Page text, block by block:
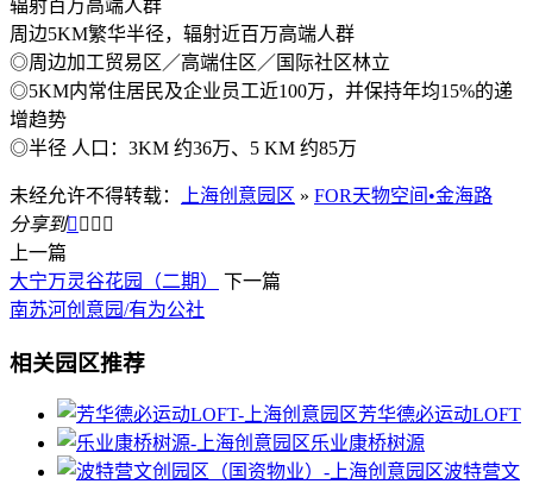
辐射百万高端人群
周边5KM繁华半径，辐射近百万高端人群
◎周边加工贸易区／高端住区／国际社区林立
◎5KM内常住居民及企业员工近100万，并保持年均15%的递
增趋势
◎半径 人口：3KM 约36万、5 KM 约85万
未经允许不得转载： 上海创意园区 » FOR天物空间•金海路
分享到   
上一篇
大宁万灵谷花园（二期）
下一篇
南苏河创意园/有为公社
相关园区推荐
芳华德必运动LOFT
乐业康桥树源
波特营文